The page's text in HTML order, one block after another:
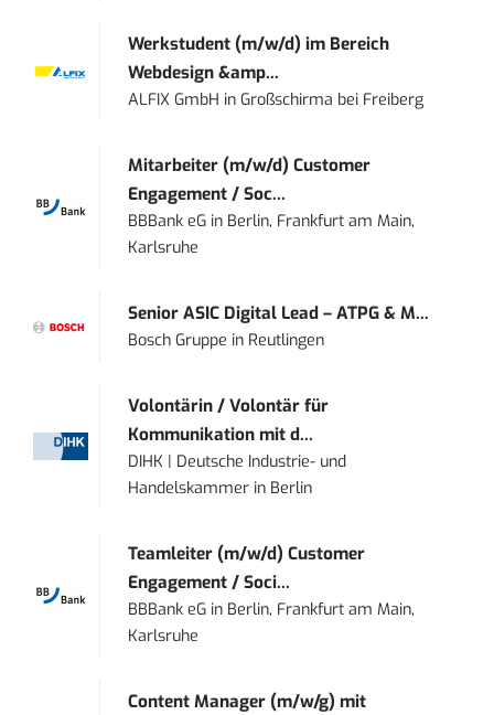
Werkstudent (m/w/d) im Bereich
Webdesign &amp...
ALFIX GmbH inGroßschirma bei Freiberg
Mitarbeiter (m/w/d) Customer
Engagement / Soc...
BBBank eG in Berlin, Frankfurt am Main,
Karlsruhe
Senior ASIC Digital Lead – ATPG & M...
Bosch Gruppe in Reutlingen
Volontärin / Volontär für
Kommunikation mit d...
DIHK | Deutsche Industrie- und
Handelskammer in Berlin
Teamleiter (m/w/d) Customer
Engagement / Soci...
BBBank eG in Berlin, Frankfurt am Main,
Karlsruhe
Content Manager (m/w/g) mit